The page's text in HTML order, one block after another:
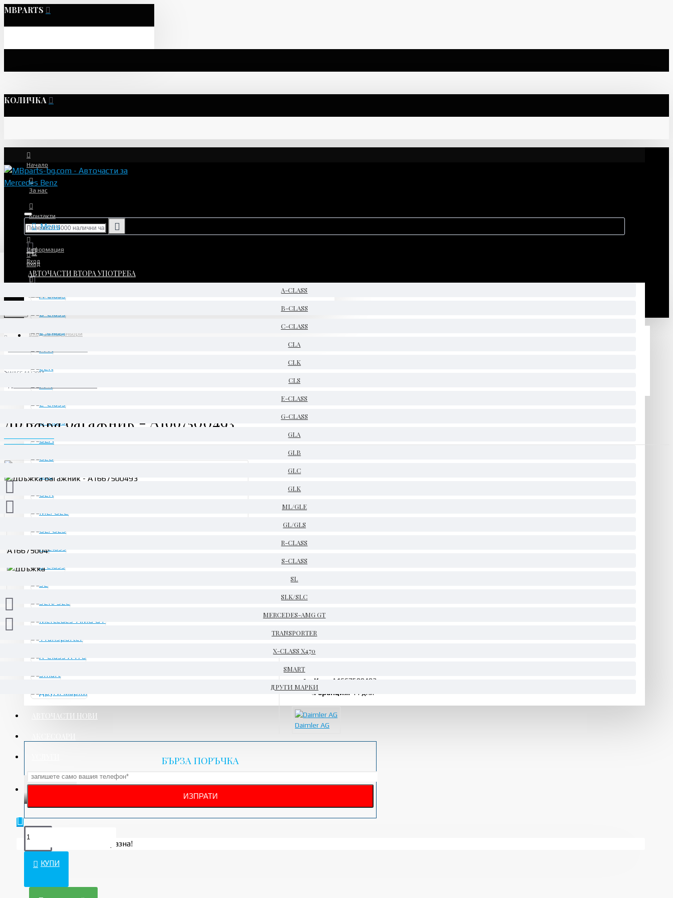
MBPARTS
КОЛИЧКА
Начало
За нас
Контакти
Информация
Вход за партньори
Вход
Menu
АВТОЧАСТИ ВТОРА УПОТРЕБА
A-CLASS
B-CLASS
C-CLASS
CLA
CLK
CLS
E-CLASS
G-CLASS
GLA
GLB
GLC
GLK
ML/GLE
GL/GLS
R-CLASS
S-CLASS
SL
SLK/SLC
MERCEDES-AMG GT
TRANSPORTER
X-CLASS X470
SMART
ДРУГИ МАРКИ
АВТОЧАСТИ НОВИ
Вашата количка е празна!
Вход
W166 11/2011 -
Дръжка багажник - A1667500493
Код:
A1667500493
Гаранция: 14 дни
Daimler AG
БЪРЗА ПОРЪЧКА
КУПИ